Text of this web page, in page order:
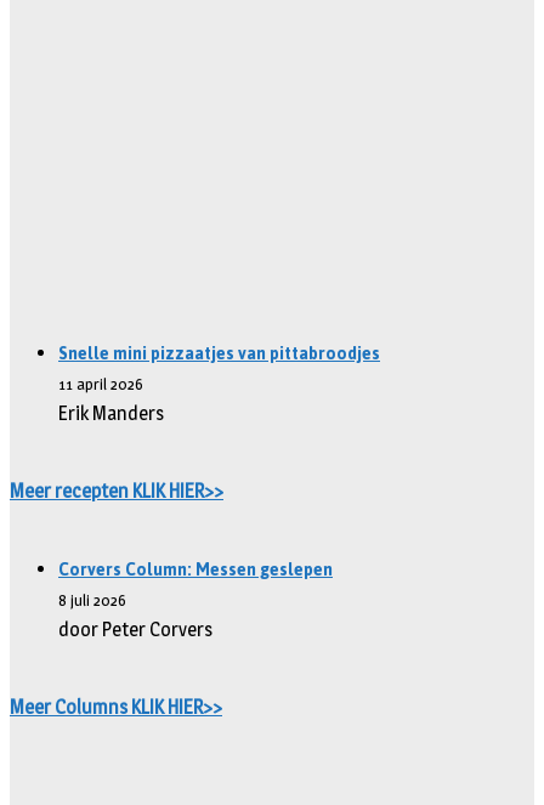
Snelle mini pizzaatjes van pittabroodjes
11 april 2026
Erik Manders
Meer recepten KLIK HIER>>
Corvers Column: Messen geslepen
8 juli 2026
door Peter Corvers
Meer Columns KLIK HIER>>